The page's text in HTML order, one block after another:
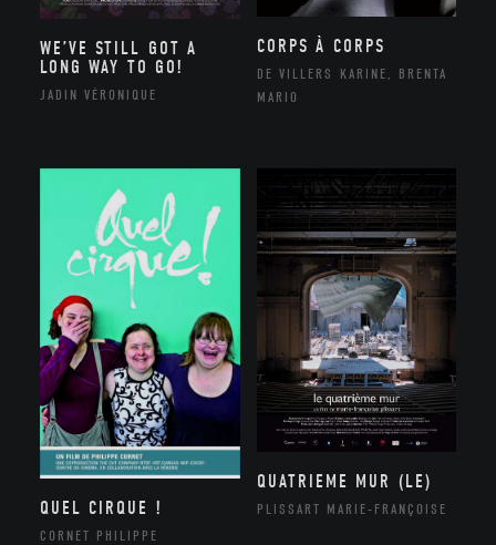
WE’VE STILL GOT A
LONG WAY TO GO!
JADIN VÉRONIQUE
CORPS À CORPS
DE VILLERS KARINE, BRENTA
MARIO
QUEL CIRQUE !
CORNET PHILIPPE
QUATRIEME MUR (LE)
PLISSART MARIE-FRANÇOISE